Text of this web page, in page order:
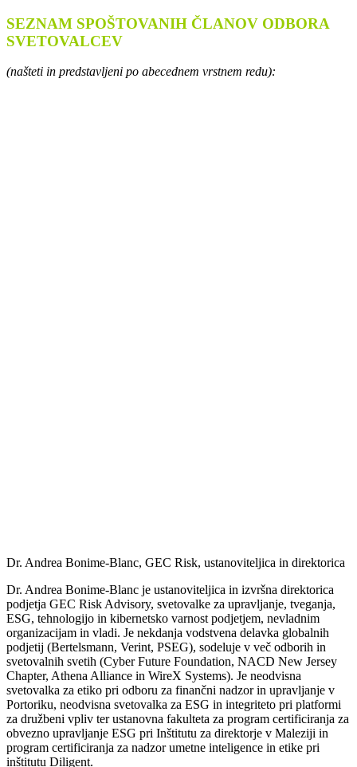
SEZNAM SPOŠTOVANIH ČLANOV ODBORA
SVETOVALCEV
(našteti in predstavljeni po abecednem vrstnem redu):
Dr. Andrea Bonime-Blanc, GEC Risk, ustanoviteljica in direktorica
Dr. Andrea Bonime-Blanc je ustanoviteljica in izvršna direktorica
podjetja GEC Risk Advisory, svetovalke za upravljanje, tveganja,
ESG, tehnologijo in kibernetsko varnost podjetjem, nevladnim
organizacijam in vladi. Je nekdanja vodstvena delavka globalnih
podjetij (Bertelsmann, Verint, PSEG), sodeluje v več odborih in
svetovalnih svetih (Cyber Future Foundation, NACD New Jersey
Chapter, Athena Alliance in WireX Systems). Je neodvisna
svetovalka za etiko pri odboru za finančni nadzor in upravljanje v
Portoriku, neodvisna svetovalka za ESG in integriteto pri platformi
za družbeni vpliv ter ustanovna fakulteta za program certificiranja za
obvezno upravljanje ESG pri Inštitutu za direktorje v Maleziji in
program certificiranja za nadzor umetne inteligence in etike pri
inštitutu Diligent.